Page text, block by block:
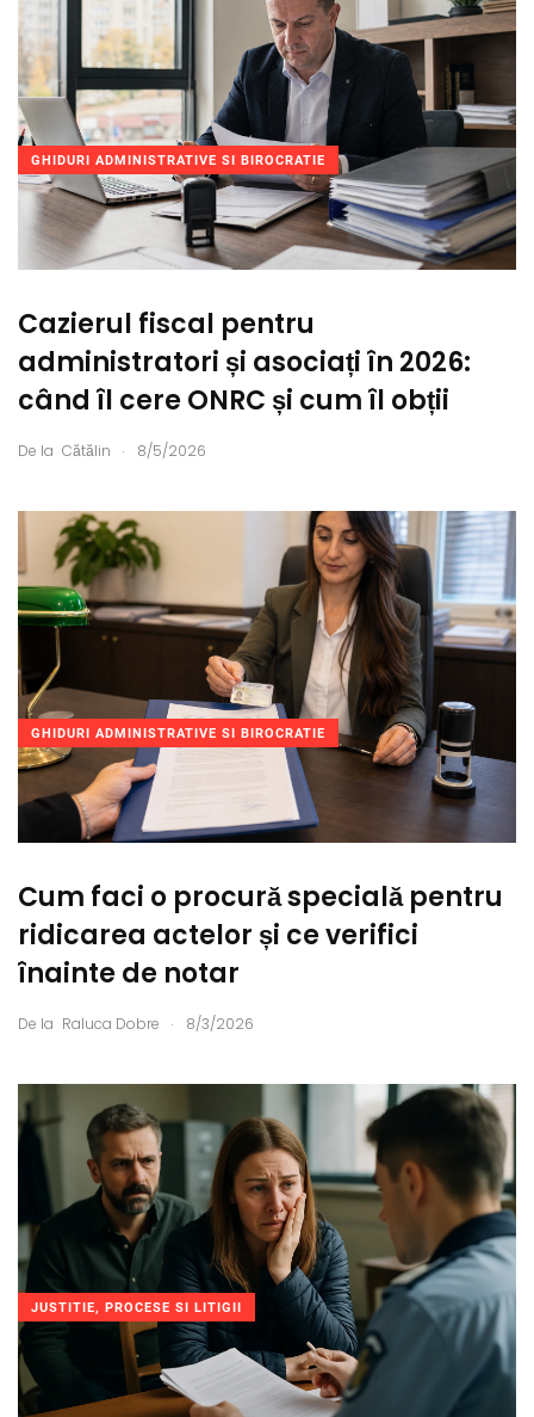
GHIDURI ADMINISTRATIVE SI BIROCRATIE
Cazierul fiscal pentru
administratori și asociați în 2026:
când îl cere ONRC și cum îl obții
De la Cătălin . 8/5/2026
GHIDURI ADMINISTRATIVE SI BIROCRATIE
Cum faci o procură specială pentru
ridicarea actelor și ce verifici
înainte de notar
De la Raluca Dobre . 8/3/2026
JUSTITIE, PROCESE SI LITIGII